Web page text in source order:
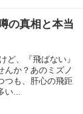
の真相と本当
ど、『飛ばない』
か？あのミズノ
つも、肝心の飛距
...